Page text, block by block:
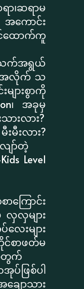
ရာ၊ဆရာမ
ကောင်း
ထောက်ကူ
သက်အရွယ်
အလိုက် သ
ျားစွာကို
၊ အခုမှ
ားလား?
လား?
ော်တဲ့
Level
ကြောင်း
လှလှများ
ေးများ
ာဖတ်မ
တွက်
ဖြစ်ပါ
ျောသား